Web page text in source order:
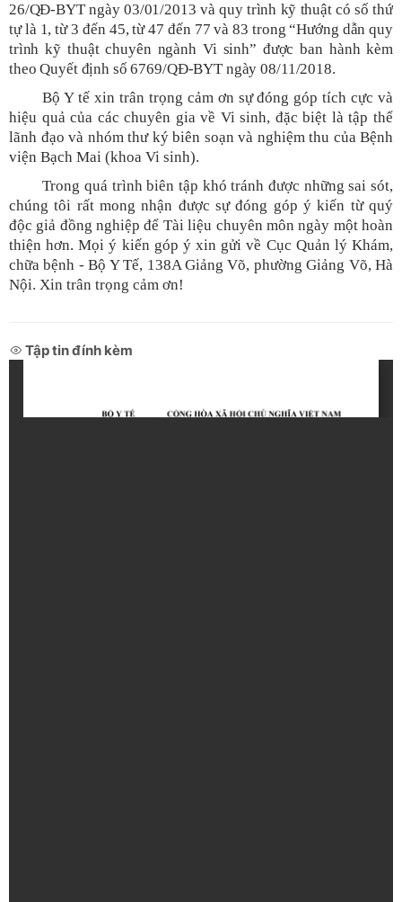
26/QĐ-BYT ngày 03/01/2013 và quy trình kỹ thuật có số thứ
tự là 1, từ 3 đến 45, từ 47 đến 77 và 83 trong “Hướng dẫn quy
trình kỹ thuật chuyên ngành Vi sinh” được ban hành kèm
theo Quyết định số 6769/QĐ-BYT ngày 08/11/2018.
Bộ Y tế xin trân trọng cảm ơn sự đóng góp tích cực và
hiệu quả của các chuyên gia về Vi sinh, đặc biệt là tập thể
lãnh đạo và nhóm thư ký biên soạn và nghiệm thu của Bệnh
viện Bạch Mai (khoa Vi sinh).
Trong quá trình biên tập khó tránh được những sai sót,
chúng tôi rất mong nhận được sự đóng góp ý kiến từ quý
độc giả đồng nghiệp để Tài liệu chuyên môn ngày một hoàn
thiện hơn. Mọi ý kiến góp ý xin gửi về Cục Quản lý Khám,
chữa bệnh - Bộ Y Tế, 138A Giảng Võ, phường Giảng Võ, Hà
Nội. Xin trân trọng cảm ơn!
Tập tin đính kèm